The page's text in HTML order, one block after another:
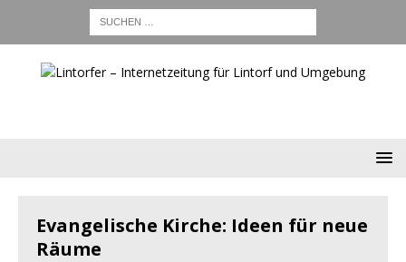
Evangelische Kirche: Ideen für neue
Räume